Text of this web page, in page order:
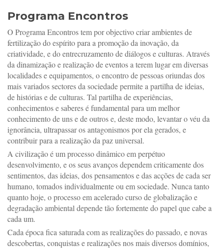
Programa Encontros
O Programa Encontros tem por objectivo criar ambientes de
fertilização do espírito para a promoção da inovação, da
criatividade, e do entrecruzamento de diálogos e culturas. Através
da dinamização e realização de eventos a terem lugar em diversas
localidades e equipamentos, o encontro de pessoas oriundas dos
mais variados sectores da sociedade permite a partilha de ideias,
de histórias e de culturas. Tal partilha de experiências,
conhecimentos e saberes é fundamental para um melhor
conhecimento de uns e de outros e, deste modo, levantar o véu da
ignorância, ultrapassar os antagonismos por ela gerados, e
contribuir para a realização da paz universal.
A civilização é um processo dinâmico em perpétuo
desenvolvimento, e os seus avanços dependem criticamente dos
sentimentos, das ideias, dos pensamentos e das acções de cada ser
humano, tomados individualmente ou em sociedade. Nunca tanto
quanto hoje, o processo em acelerado curso de globalização e
degradação ambiental depende tão fortemente do papel que cabe a
cada um.
Cada época fica saturada com as realizações do passado, e novas
descobertas, conquistas e realizações nos mais diversos domínios,